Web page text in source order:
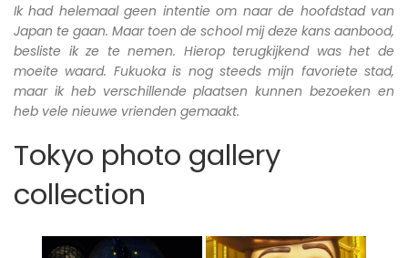
Ik had helemaal geen intentie om naar de hoofdstad van
Japan te gaan. Maar toen de school mij deze kans aanbood,
besliste ik ze te nemen. Hierop terugkijkend was het de
moeite waard. Fukuoka is nog steeds mijn favoriete stad,
maar ik heb verschillende plaatsen kunnen bezoeken en
heb vele nieuwe vrienden gemaakt.
Tokyo photo gallery
collection